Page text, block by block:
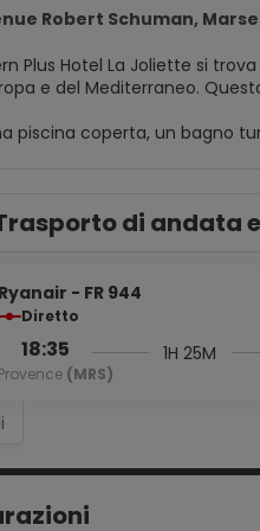
Robert Schuman, Marseille
Plus Hotel La Joliette si
Civiltà
piscina coperta, un bagno
delle 63 camere con stile
via cavo, ti consente di
in camera dispone di
hotel avrai a disposizione uno
il tuo drink preferito!
ore 07:30 alle ore 11:00.
di andata
Ryanair - FR 944
Diretto
18:35
Provence (MRS)
1H 25M